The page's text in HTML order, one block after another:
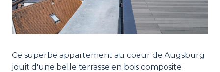
Ce superbe appartement au coeur de Augsburg
jouit d'une belle terrasse en bois composite